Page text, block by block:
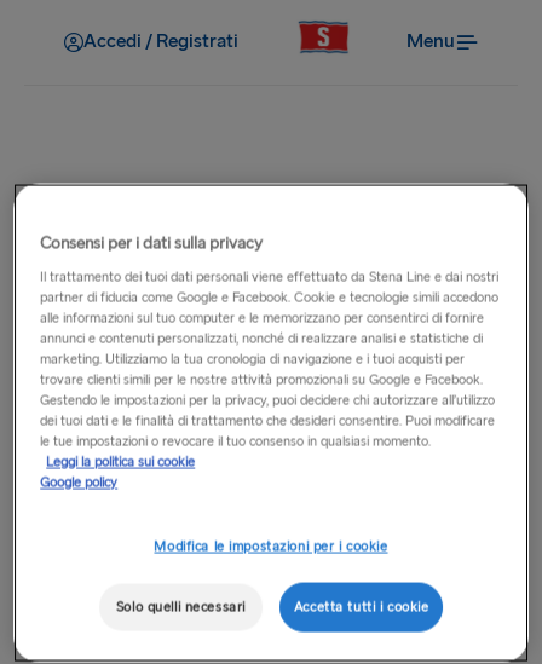
Accedi / Registrati Menu
Prenotazione
Come ricevo il mio biglietto?
Una volta effettuato il pagamento, la tua prenotazione sarà
confermata e la relativa e-mail che riceverai sarà il tuo
biglietto elettronico per viaggiare con noi. Se non hai
ricevuto il biglietto elettronico entro 24 ore dalla
prenotazione, chiama ilCentro di contatto. È necessario
presentare questo biglietto elettronico al momento del
check-in per la navigazione per ricevere la documentazione
posta ordinaria, puoi farlo tramite il Centro di contatto
(questo servizio non è disponibile in Lettonia). Per le
richieste di conferma di prenotazione per posta ordinaria,
Consensi per i dati sulla privacy
Il trattamento dei tuoi dati personali viene effettuato da Stena Line e dai nostri
partner di fiducia come Google e Facebook. Cookie e tecnologie simili accedono
alle informazioni sul tuo computer e le memorizzano per consentirci di fornire
annunci e contenuti personalizzati, nonché di realizzare analisi e statistiche di
marketing. Utilizziamo la tua cronologia di navigazione e i tuoi acquisti per
trovare clienti simili per le nostre attività promozionali su Google e Facebook.
Gestendo le impostazioni per la privacy, puoi decidere chi autorizzare all’utilizzo
dei tuoi dati e le finalità di trattamento che desideri consentire. Puoi modificare
le tue impostazioni o revocare il tuo consenso in qualsiasi momento.
Leggi la politica sui cookie
Google policy
Modifica le impostazioni per i cookie
Solo quelli necessari Accetta tutti i cookie